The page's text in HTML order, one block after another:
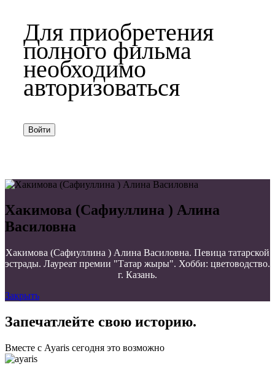
Для приобретения
полного фильма
необходимо
авторизоваться
Войти
Хакимова (Сафиуллина ) Алина
Василовна
Хакимова (Сафиуллина ) Алина Василовна. Певица татарской
эстрады. Лауреат премии "Татар жыры". Хобби: цветоводство.
г. Казань.
Закрыть
Запечатлейте свою историю.
Вместе с Ayaris сегодня это возможно